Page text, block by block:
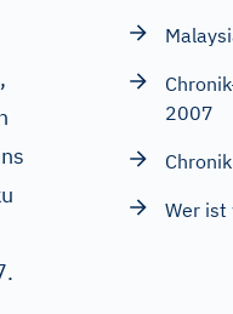
2007
Wer ist